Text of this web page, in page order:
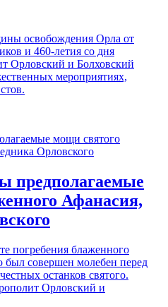
освобождения Орла от
и 460-летия со дня
Орловский и Болховский
мероприятиях,
предполагаемые
Афанасия,
погребения блаженного
был совершен молебен перед
останков святого.
Орловский и